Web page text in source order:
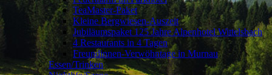
TeaMaster-Paket
Kleine Bergwiesen-Auszeit
Jubiläumspaket 125 Jahre Alpenhotel Wittelsbach
4 Restaurants in 4 Tagen
Freundinnen-Verwöhntage in Murnau
Essen/Trinken